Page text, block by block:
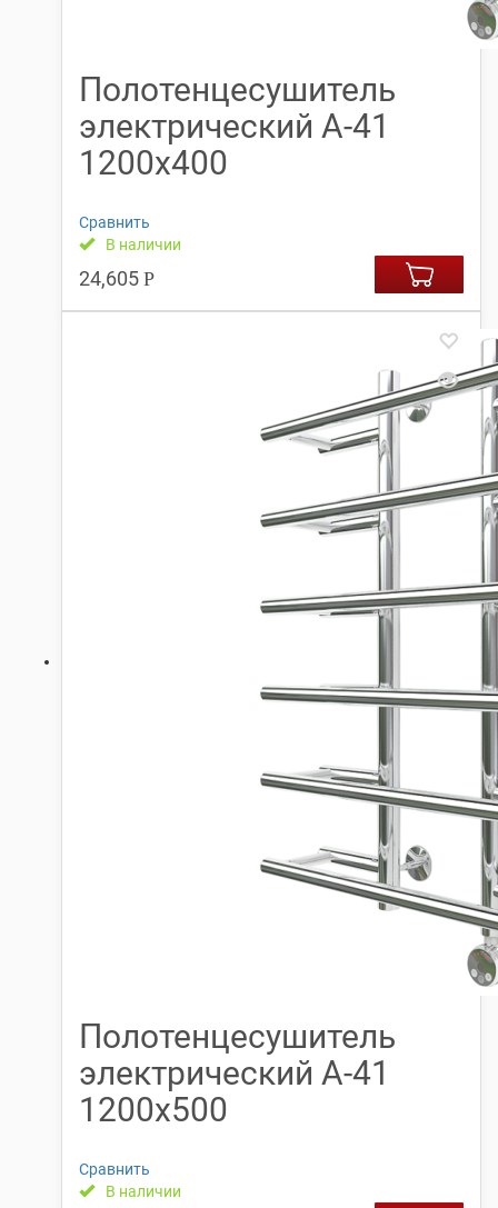
Полотенцесушитель
электрический А-41
1200х400
Сравнить
В наличии
24,605 Р
Полотенцесушитель
электрический А-41
1200х500
Сравнить
В наличии